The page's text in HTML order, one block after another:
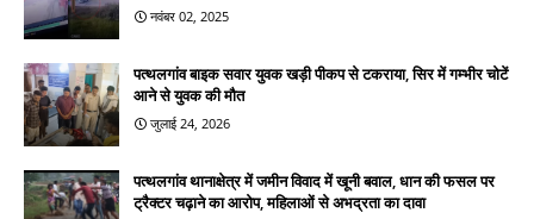
नवंबर 02, 2025
पत्थलगांव बाइक सवार युवक खड़ी पीकप से टकराया, सिर में गम्भीर चोटें
आने से युवक की मौत
जुलाई 24, 2026
पत्थलगांव थानाक्षेत्र में जमीन विवाद में खूनी बवाल, धान की फसल पर
ट्रैक्टर चढ़ाने का आरोप, महिलाओं से अभद्रता का दावा